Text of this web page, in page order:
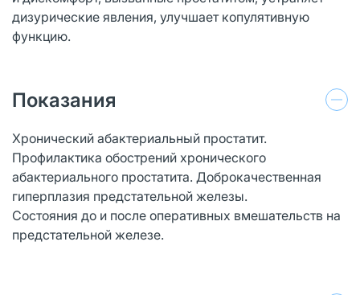
дизурические явления, улучшает копулятивную
функцию.
Показания
Хронический абактериальный простатит.
Профилактика обострений хронического
абактериального простатита. Доброкачественная
гиперплазия предстательной железы.
Состояния до и после оперативных вмешательств на
предстательной железе.